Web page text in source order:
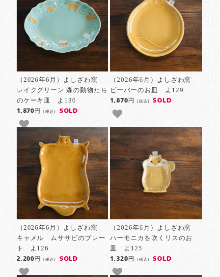
（2026年6月）よしざわ窯
レイクグリーン 森の動物たち
のケーキ皿 よ130
1,870円[税込] SOLD
（2026年6月）よしざわ窯
ビーバーのお皿 よ129
1,870円 [税込] SOLD
（2026年6月）よしざわ窯
キャメル ムササビのプレー
ト よ126
2,200円[税込] SOLD
（2026年6月）よしざわ窯
ハーモニカを吹くリスのお
皿 よ125
1,320円 [税込] SOLD